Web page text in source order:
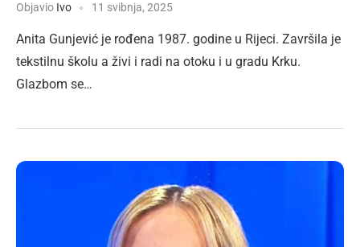
Objavio Ivo 11 svibnja, 2025
Anita Gunjević je rođena 1987. godine u Rijeci. Završila je
tekstilnu školu a živi i radi na otoku i u gradu Krku.
Glazbom se…